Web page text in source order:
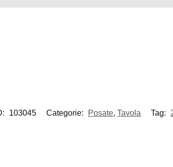
103045 Categorie: Posate, Tavola Tag: